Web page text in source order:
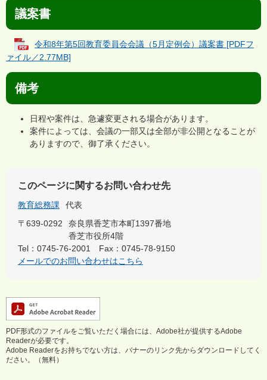
議案書
令和8年第5回教育委員会会議（5月定例会）議案書 [PDFフ
ァイル／2.77MB]
備考
日程や案件は、急遽変更される場合があります。
案件によっては、会議の一部又は全部が非公開となることが
ありますので、御了承ください。
このページに関するお問い合わせ先
教育総務課
代表
〒639-0292
奈良県香芝市本町1397番地
香芝市役所4階
Tel：0745-76-2001
Fax：0745-78-9150
メールでのお問い合わせはこちら
PDF形式のファイルをご覧いただく場合には、Adobe社が提供するAdobe
Readerが必要です。
Adobe Readerをお持ちでない方は、バナーのリンク先からダウンロードしてく
ださい。（無料）